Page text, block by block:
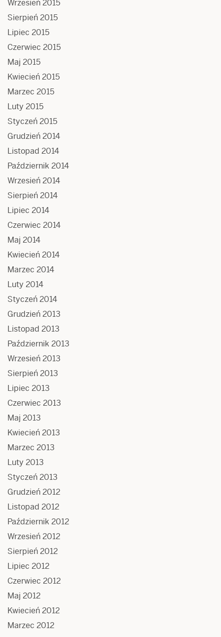
Wrzesień 2015
Sierpień 2015
Lipiec 2015
Czerwiec 2015
Maj 2015
Kwiecień 2015
Marzec 2015
Luty 2015
Styczeń 2015
Grudzień 2014
Listopad 2014
Październik 2014
Wrzesień 2014
Sierpień 2014
Lipiec 2014
Czerwiec 2014
Maj 2014
Kwiecień 2014
Marzec 2014
Luty 2014
Styczeń 2014
Grudzień 2013
Listopad 2013
Październik 2013
Wrzesień 2013
Sierpień 2013
Lipiec 2013
Czerwiec 2013
Maj 2013
Kwiecień 2013
Marzec 2013
Luty 2013
Styczeń 2013
Grudzień 2012
Listopad 2012
Październik 2012
Wrzesień 2012
Sierpień 2012
Lipiec 2012
Czerwiec 2012
Maj 2012
Kwiecień 2012
Marzec 2012